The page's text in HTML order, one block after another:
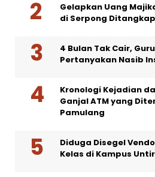
Gelapkan Uang
di Serpong
4 Bulan Tak Cair,
Pertanyakan Nasib
Kronologi Kejadian
Ganjal ATM yang
Pamulang
Diduga Disegel
Kelas di Kampus